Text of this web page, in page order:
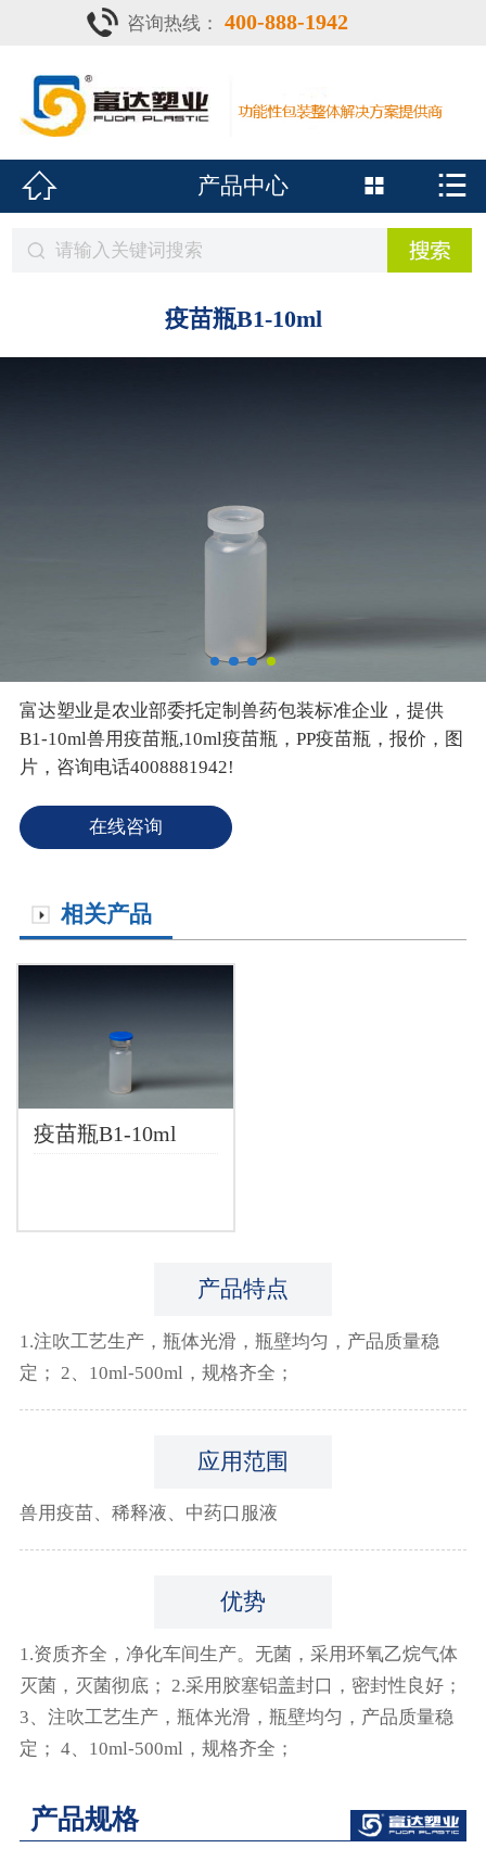
 首页
展会风采
咨询热线： 400-888-1942
 产品中心  
疫苗瓶B1-10ml
富达塑业是农业部委托定制兽药包装标准企业，提供
B1-10ml兽用疫苗瓶,10ml疫苗瓶，PP疫苗瓶，报价，图
片，咨询电话4008881942!
在线咨询
相关产品
疫苗瓶B1-10ml
产品特点
1.注吹工艺生产，瓶体光滑，瓶壁均匀，产品质量稳
定； 2、10ml-500ml，规格齐全；
应用范围
兽用疫苗、稀释液、中药口服液
优势
1.资质齐全，净化车间生产。无菌，采用环氧乙烷气体
灭菌，灭菌彻底； 2.采用胶塞铝盖封口，密封性良好；
3、注吹工艺生产，瓶体光滑，瓶壁均匀，产品质量稳
定； 4、10ml-500ml，规格齐全；
产品规格